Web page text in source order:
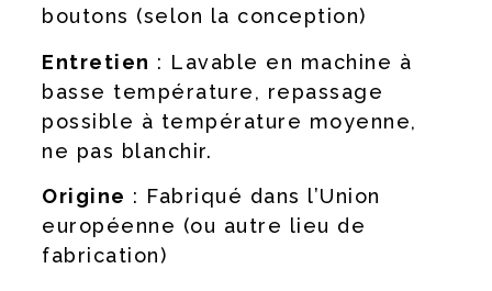
boutons (selon la conception)
Entretien : Lavable en machine à
basse température, repassage
possible à température moyenne,
ne pas blanchir.
Origine : Fabriqué dans l’Union
européenne (ou autre lieu de
fabrication)